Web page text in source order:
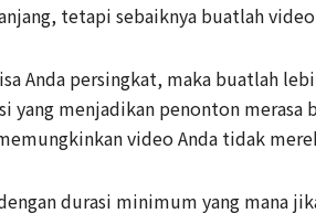
tetapi sebaiknya buatlah
Anda persingkat, maka buatlah
yang menjadikan penonton merasa
video Anda tidak
durasi minimum yang mana